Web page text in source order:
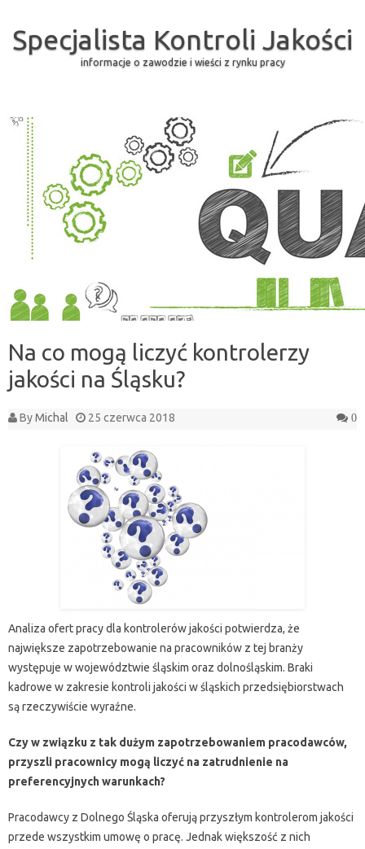
Specjalista Kontroli Jakości
informacje o zawodzie i wieści z rynku pracy
Na co mogą liczyć kontrolerzy
jakości na Śląsku?
ByMichal 25 czerwca 2018 0
Analiza ofert pracy dla kontrolerów jakości potwierdza, że
największe zapotrzebowanie na pracowników z tej branży
występuje w województwie śląskim oraz dolnośląskim. Braki
kadrowe w zakresie kontroli jakości w śląskich przedsiębiorstwach
są rzeczywiście wyraźne.
Czy w związku z tak dużym zapotrzebowaniem pracodawców,
przyszli pracownicy mogą liczyć na zatrudnienie na
preferencyjnych warunkach?
Pracodawcy z Dolnego Śląska oferują przyszłym kontrolerom jakości
przede wszystkim umowę o pracę. Jednak większość z nich